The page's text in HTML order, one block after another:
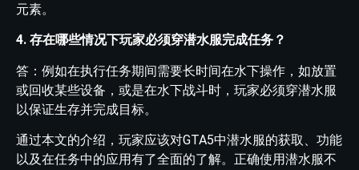
元素。
4. 存在哪些情况下玩家必须穿潜水服完成任务？
答：例如在执行任务期间需要长时间在水下操作，如放置
或回收某些设备，或是在水下战斗时，玩家必须穿潜水服
以保证生存并完成目标。
通过本文的介绍，玩家应该对GTA5中潜水服的获取、功能
以及在任务中的应用有了全面的了解。正确使用潜水服不